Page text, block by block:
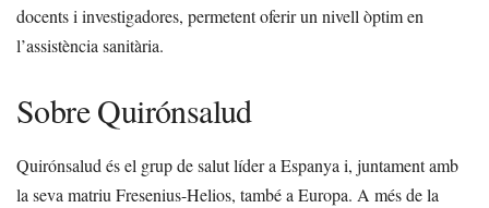
docents i investigadores, permetent oferir un nivell òptim en
l’assistència sanitària.
Sobre Quirónsalud
Quirónsalud és el grup de salut líder a Espanya i, juntament amb
la seva matriu Fresenius-Helios, també a Europa. A més de la